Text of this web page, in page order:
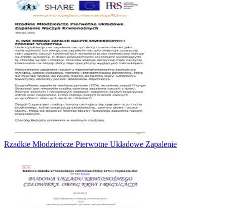
Rzadkie Młodzieńcze Pierwotne Układowe Zapalenie